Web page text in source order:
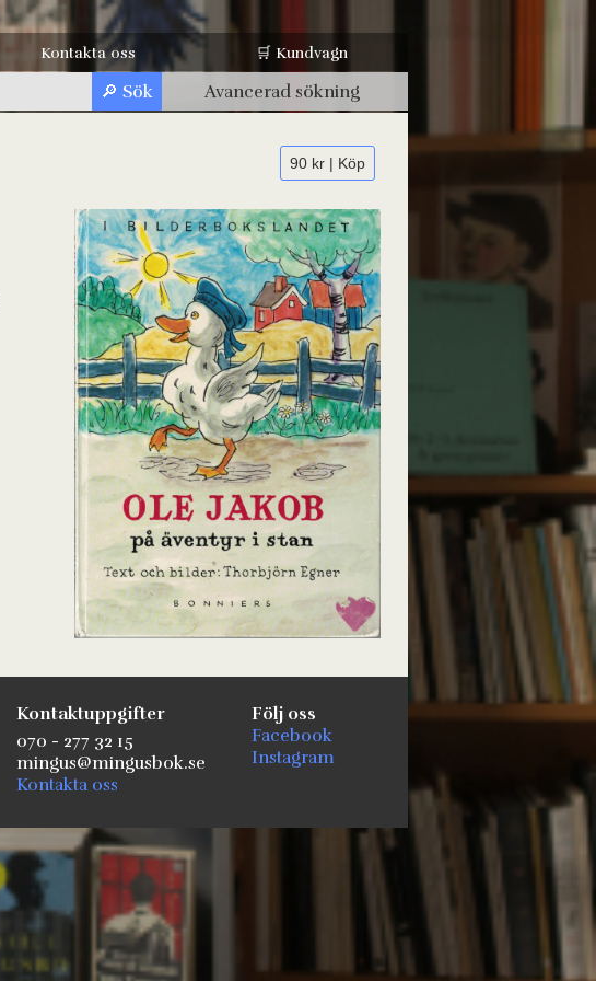
Kontakta oss 🛒 Kundvagn
Avancerad sökning
90 kr | Köp
Kontaktuppgifter
070 - 277 32 15
mingus@mingusbok.se
Kontakta oss
Följ oss
Facebook
Instagram